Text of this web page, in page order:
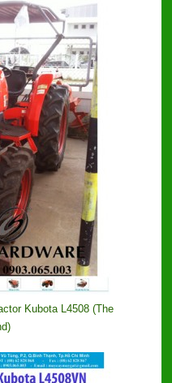
Kubota L4508 (The